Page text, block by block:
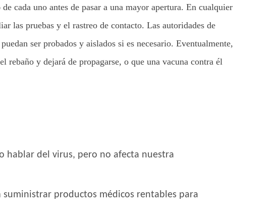
cada uno antes de pasar a una mayor apertura. En cualquier
las pruebas y el rastreo de contacto. Las autoridades de
ser probados y aislados si es necesario. Eventualmente,
rebaño y dejará de propagarse, o que una vacuna contra él
hablar del virus, pero no afecta nuestra
productos médicos rentables para